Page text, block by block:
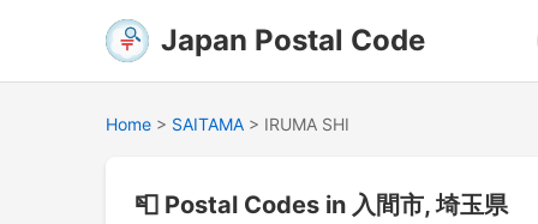
Japan Postal Code
Home > SAITAMA > IRUMA SHI
📮 Postal Codes in 入間市, 埼玉県